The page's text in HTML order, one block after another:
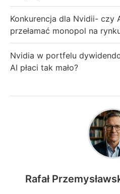
Konkurencja dla Nvidii- czy
przełamać monopol na
Nvidia w portfelu
AI płaci tak mało?
Rafał